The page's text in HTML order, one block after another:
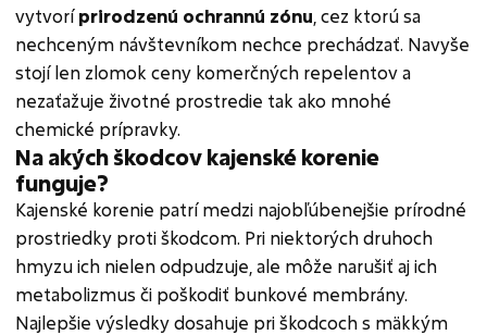
vytvoríprirodzenú ochrannú zónu , cez ktorú sa
nechceným návštevníkom nechce prechádzať. Navyše
stojí len zlomok ceny komerčných repelentov a
nezaťažuje životné prostredie tak ako mnohé
chemické prípravky.
Na akých škodcov kajenské korenie
funguje?
Kajenské korenie patrí medzi najobľúbenejšie prírodné
prostriedky proti škodcom. Pri niektorých druhoch
hmyzu ich nielen odpudzuje, ale môže narušiť aj ich
metabolizmus či poškodiť bunkové membrány.
Najlepšie výsledky dosahuje pri škodcoch s mäkkým